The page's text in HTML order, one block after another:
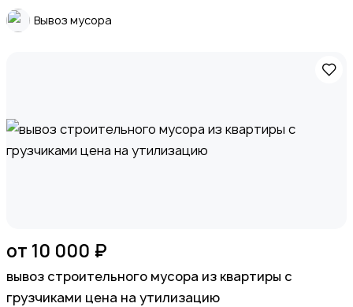
Вывоз мусора
от 10 000 ₽
вывоз строительного мусора из квартиры с
грузчиками цена на утилизацию